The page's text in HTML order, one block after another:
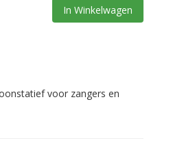
In Winkelwagen
voor zangers en